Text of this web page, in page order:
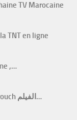
TV Marocaine
TNT en ligne
,…
Zin Li Fik Le film Marocain de Nabil Ayouch الفيلم…